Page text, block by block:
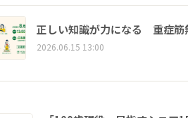
正しい知識が力になる 重症筋
2026.06.15 13:00